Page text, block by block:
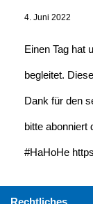
4. Juni 2022
Einen Tag hat
begleitet.
Dank für den
bitte abonniert
#HaHoHe
Rechtliches